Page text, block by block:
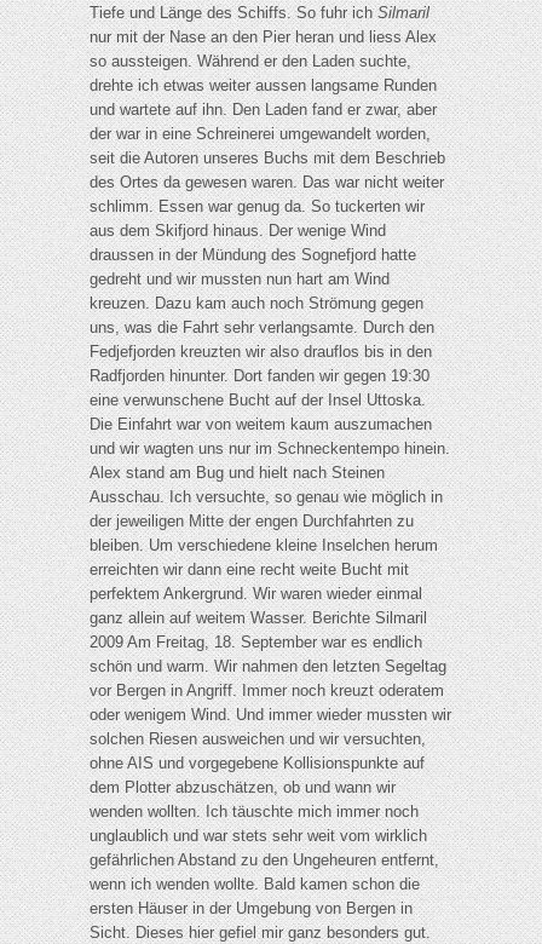
Tiefe und Länge des Schiffs. So fuhr ichSilmaril
nur mit der Nase an den Pier heran und liess Alex
so aussteigen. Während er den Laden suchte,
drehte ich etwas weiter aussen langsame Runden
und wartete auf ihn. Den Laden fand er zwar, aber
der war in eine Schreinerei umgewandelt worden,
seit die Autoren unseres Buchs mit dem Beschrieb
des Ortes da gewesen waren. Das war nicht weiter
schlimm. Essen war genug da. So tuckerten wir
aus dem Skifjord hinaus. Der wenige Wind
draussen in der Mündung des Sognefjord hatte
gedreht und wir mussten nun hart am Wind
kreuzen. Dazu kam auch noch Strömung gegen
uns, was die Fahrt sehr verlangsamte. Durch den
Fedjefjorden kreuzten wir also drauflos bis in den
Radfjorden hinunter. Dort fanden wir gegen 19:30
eine verwunschene Bucht auf der Insel Uttoska.
Die Einfahrt war von weitem kaum auszumachen
und wir wagten uns nur im Schneckentempo hinein.
Alex stand am Bug und hielt nach Steinen
Ausschau. Ich versuchte, so genau wie möglich in
der jeweiligen Mitte der engen Durchfahrten zu
bleiben. Um verschiedene kleine Inselchen herum
erreichten wir dann eine recht weite Bucht mit
perfektem Ankergrund. Wir waren wieder einmal
ganz allein auf weitem Wasser. Berichte Silmaril
2009 Am Freitag, 18. September war es endlich
schön und warm. Wir nahmen den letzten Segeltag
vor Bergen in Angriff. Immer noch kreuzt oderatem
oder wenigem Wind. Und immer wieder mussten wir
solchen Riesen ausweichen und wir versuchten,
ohne AIS und vorgegebene Kollisionspunkte auf
dem Plotter abzuschätzen, ob und wann wir
wenden wollten. Ich täuschte mich immer noch
unglaublich und war stets sehr weit vom wirklich
gefährlichen Abstand zu den Ungeheuren entfernt,
wenn ich wenden wollte. Bald kamen schon die
ersten Häuser in der Umgebung von Bergen in
Sicht. Dieses hier gefiel mir ganz besonders gut.